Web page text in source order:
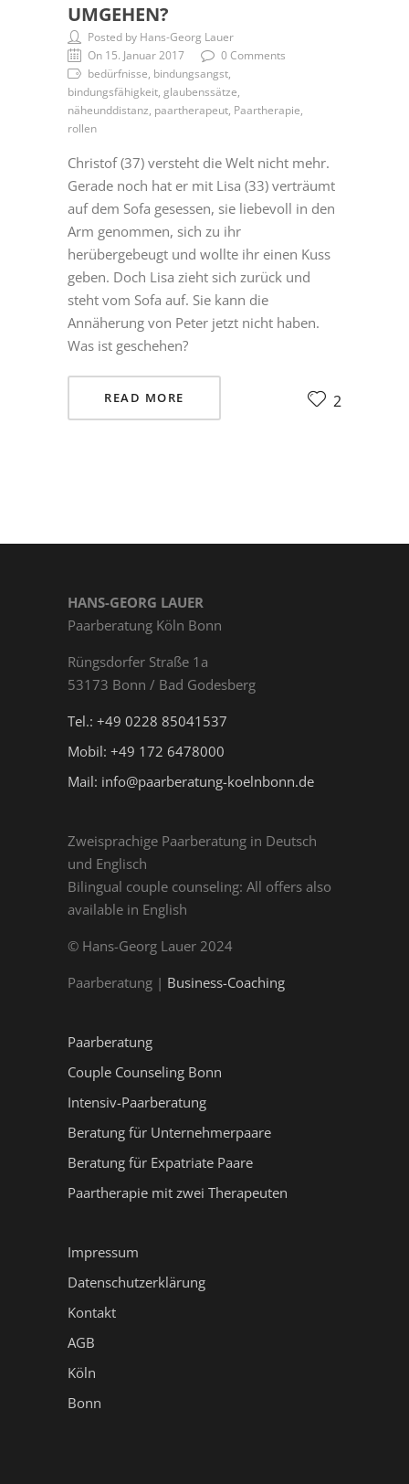
UMGEHEN?
Posted by Hans-Georg Lauer
On 15. Januar 2017
0 Comments
bedürfnisse, bindungsangst,
bindungsfähigkeit, glaubenssätze,
näheunddistanz, paartherapeut, Paartherapie,
rollen
Christof (37) versteht die Welt nicht mehr.
Gerade noch hat er mit Lisa (33) verträumt
auf dem Sofa gesessen, sie liebevoll in den
Arm genommen, sich zu ihr
herübergebeugt und wollte ihr einen Kuss
geben. Doch Lisa zieht sich zurück und
steht vom Sofa auf. Sie kann die
Annäherung von Peter jetzt nicht haben.
Was ist geschehen?
READ MORE 2
HANS-GEORG LAUER
Paarberatung Köln Bonn
Rüngs­dor­fer Straße 1a
53173 Bonn / Bad Godesberg
Tel.: +49 0228 85041537
Mobil: +49 172 6478000
Mail: info@paarberatung-koelnbonn.de
Zweisprachige Paarberatung in Deutsch
und Englisch
Bilingual couple counseling: All offers also
available in English
© Hans-Georg Lauer 2024
Paarberatung | Business-Coaching
Paarberatung
Couple Counseling Bonn
Intensiv-Paarberatung
Beratung für Unternehmerpaare
Beratung für Expatriate Paare
Paartherapie mit zwei Therapeuten
Impressum
Datenschutzerklärung
Kontakt
AGB
Köln
Bonn